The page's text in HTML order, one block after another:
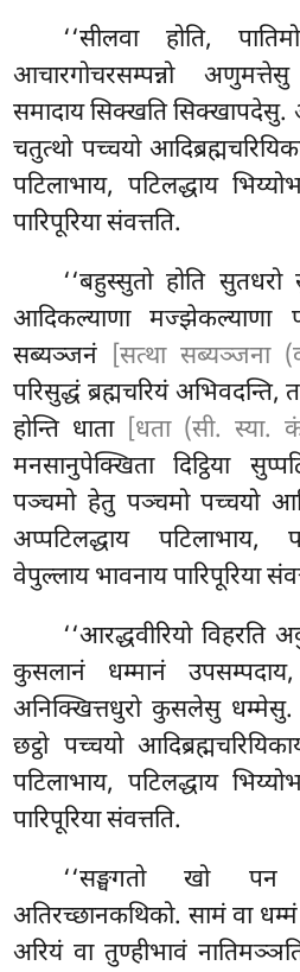
‘‘सीलवा होति,
आचारगोचरसम्पन्नो
समादाय सिक्खति
चतुत्थो पच्चयो
पटिलाभाय, पटिलद्धाय
पारिपूरिया संवत्तति.
‘‘बहुस्सुतो होति
आदिकल्याणा मज्झेकल्याणा
सब्यञ्जनं [सत्था सब्यञ्जना
परिसुद्धं ब्रह्मचरियं
होन्ति धाता [धता (सी. स्या.
मनसानुपेक्खिता दिट्ठिया
पञ्चमो हेतु पञ्चमो पच्चयो
अप्पटिलद्धाय पटिलाभाय,
वेपुल्लाय भावनाय पारिपूरिया
‘‘आरद्धवीरियो विहरति
कुसलानं धम्मानं
अनिक्खित्तधुरो कुसलेसु
छट्ठो पच्चयो
पटिलाभाय, पटिलद्धाय
पारिपूरिया संवत्तति.
‘‘सङ्घगतोखो पन
अतिरच्छानकथिको. सामं वा
अरियं वा तुण्हीभावं